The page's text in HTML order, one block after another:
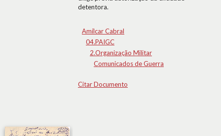
detentora.
Amílcar Cabral
04.PAIGC
2.Organização Militar
Comunicados de Guerra
Citar Documento